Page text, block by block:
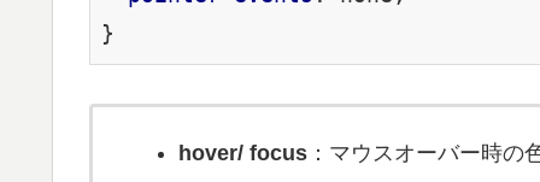
}
hover/ focus：マウスオーバー時の